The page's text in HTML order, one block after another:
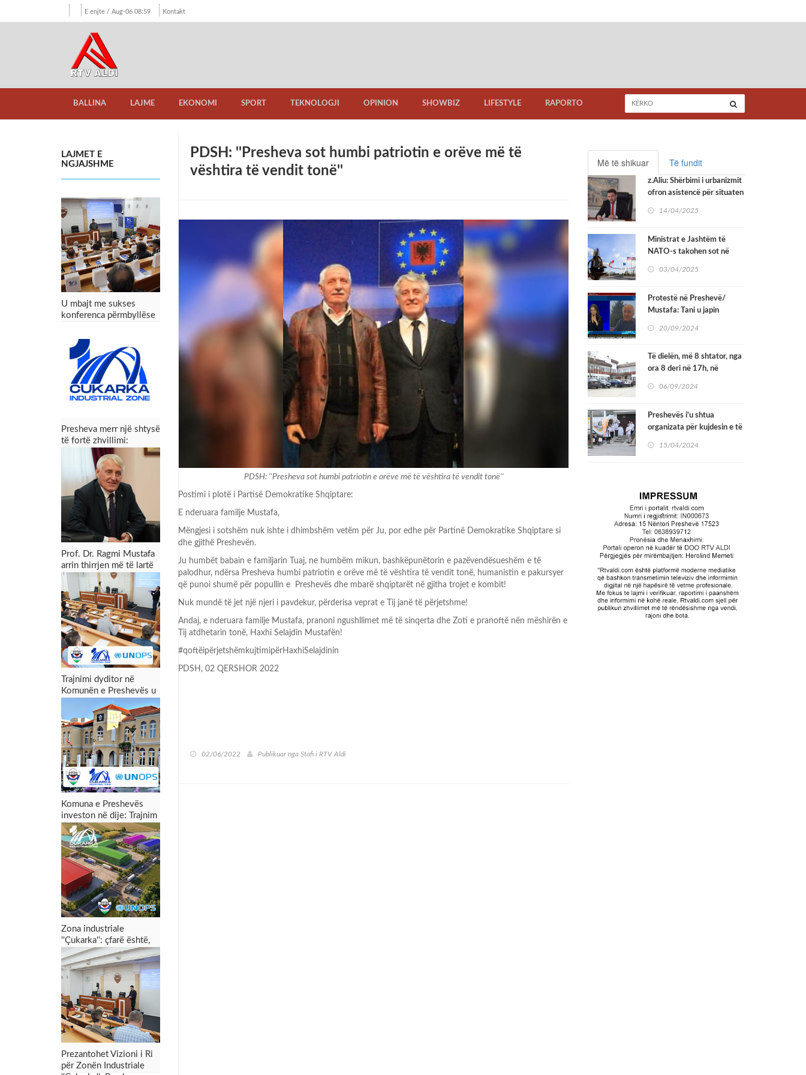
E enjte / Aug-06 08:59 Kontakt
BALLINA LAJME EKONOMI SPORT TEKNOLOGJI OPINION SHOWBIZ LIFESTYLE RAPORTO
LAJMET E
NGJAJSHME
U mbajt me sukses
konferenca përmbyllëse
Industriale “Çukarka” –
Presheva fiton mundësi
të reja zhvillimi
Presheva merr një shtysë
të fortë zhvillimi:
Konferenca përmbyllëse
e projektit Zona
Industriale “Çukarka”
Prof. Dr. Ragmi Mustafa
arrin thirrjen më të lartë
akademike
Trajnimi dyditor në
Komunën e Preshevës u
përmbyll me sukses:
Forcimi i kapaciteteve
për menaxhimin e zonës
industriale dhe tërheqjen
e investimeve
Komuna e Preshevës
investon në dije: Trajnim
dyditor për punonjësit
për menaxhimin e zonës
industriale dhe tërheqjen
e investimeve
Zona industriale
''Çukarka'': çfarë është,
për çfarë shërben dhe
çfarë mund t’i sjellë
Preshevës
Prezantohet Vizioni i Ri
për Zonën Industriale
PDSH: ''Presheva sot humbi patriotin e orëve më të
vështira të vendit tonë''
PDSH: ''Presheva sot humbi patriotin e orëve më të vështira të vendit tonë''
Postimi i plotë i Partisë Demokratike Shqiptare:
E nderuara familje Mustafa,
Mëngjesi i sotshëm nuk ishte i dhimbshëm vetëm për Ju, por edhe për Partinë Demokratike Shqiptare si
dhe gjithë Preshevën.
Ju humbët babain e familjarin Tuaj, ne humbëm mikun, bashkëpunëtorin e pazëvendësueshëm e të
palodhur, ndërsa Presheva humbi patriotin e orëve më të vështira të vendit tonë, humanistin e pakursyer
që punoi shumë për popullin e Preshevës dhe mbarë shqiptarët në gjitha trojet e kombit!
Nuk mundë të jet një njeri i pavdekur, përderisa veprat e Tij janë të përjetshme!
Andaj, e nderuara familje Mustafa, pranoni ngushllimet më të sinqerta dhe Zoti e pranoftë nën mëshirën e
Tij atdhetarin tonë, Haxhi Selajdin Mustafën!
#qoftëipërjetshëmkujtimipërHaxhiSelajdinin
PDSH, 02 QERSHOR 2022
02/06/2022 Publikuar nga Stafi i RTV Aldi
Më të shikuar Të fundit
z.Aliu: Shërbimi i urbanizmit
ofron asistencë për situaten
14/04/2025
Ministrat e Jashtëm të
NATO-s takohen sot në
03/04/2025
Protestë në Preshevë/
Mustafa: Tani u japin
20/09/2024
Të dielën, më 8 shtator, nga
ora 8 deri në 17h, në
06/09/2024
Preshevës i'u shtua
organizata për kujdesin e të
15/04/2024